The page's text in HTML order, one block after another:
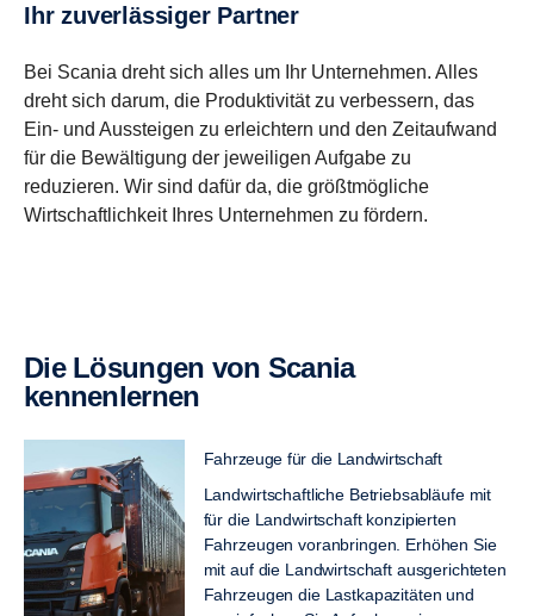
Ihr zuverlässiger Partner
Bei Scania dreht sich alles um Ihr Unternehmen. Alles
dreht sich darum, die Produktivität zu verbessern, das
Ein- und Aussteigen zu erleichtern und den Zeitaufwand
für die Bewältigung der jeweiligen Aufgabe zu
reduzieren. Wir sind dafür da, die größtmögliche
Wirtschaftlichkeit Ihres Unternehmen zu fördern.
Die Lösungen von Scania
kennenlernen
Fahrzeuge für die Landwirtschaft
Landwirtschaftliche Betriebsabläufe mit
für die Landwirtschaft konzipierten
Fahrzeugen voranbringen. Erhöhen Sie
mit auf die Landwirtschaft ausgerichteten
Fahrzeugen die Lastkapazitäten und